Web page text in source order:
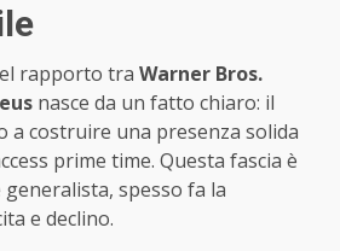
rapporto tra Warner Bros.
nasce da un fatto chiaro: il
a costruire una presenza solida
prime time. Questa fascia è
spesso fa la
e declino.